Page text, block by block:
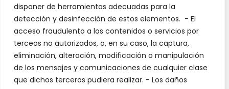
disponer de herramientas adecuadas para la
detección y desinfección de estos elementos. - El
acceso fraudulento a los contenidos o servicios por
terceos no autorizados, o, en su caso, la captura,
eliminación, alteración, modificación o manipulación
de los mensajes y comunicaciones de cualquier clase
que dichos terceros pudiera realizar. - Los daños